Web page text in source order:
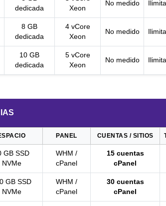
dedicada
Xeon
No medido
8 GB
dedicada
4 vCore
Xeon
No medido
10 GB
dedicada
5 vCore
Xeon
No medido
PANEL CUENTAS / SITIOS
GB SSD
NVMe
WHM /
cPanel
15 cuentas
cPanel
GB SSD
NVMe
WHM /
cPanel
30 cuentas
cPanel